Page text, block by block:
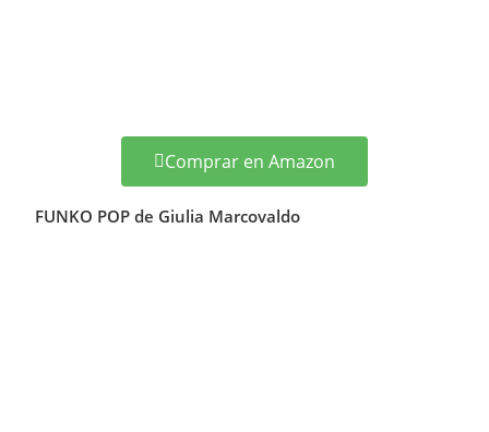
Comprar en Amazon
FUNKO POP de Giulia Marcovaldo